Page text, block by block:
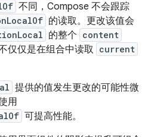
不同，Compose 不会跟踪
的读取。更改该值会
的整个 content
仅仅是在组合中读取 current
提供的值发生更改的可能性微
用
可提高性能。